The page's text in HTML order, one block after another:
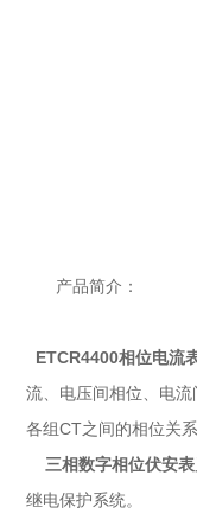
产品简介：
ETCR4400相位电流
流、电压间相位、电
各组CT之间的相位关
三相数字相位伏安表
继电保护系统。